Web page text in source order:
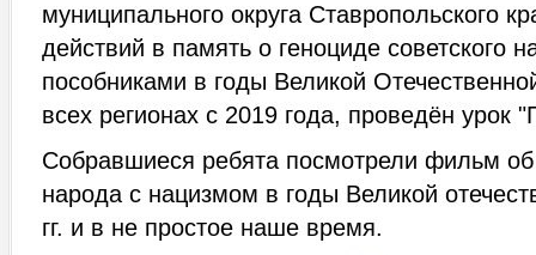
муниципального округа Ставропольского
действий в память о геноциде советского
пособниками в годы Великой
всех регионах с 2019 года, проведён урок
Собравшиеся ребята посмотрели фильм
народа с нацизмом в годы Великой
гг. и в не простое наше время.